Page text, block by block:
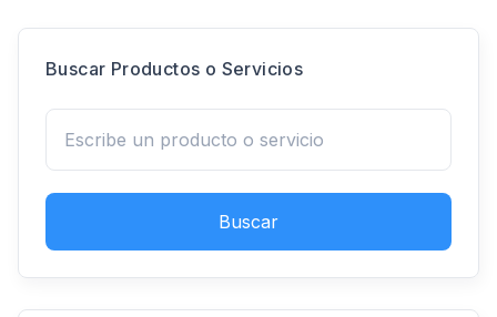
Buscar Productos o Servicios
Buscar